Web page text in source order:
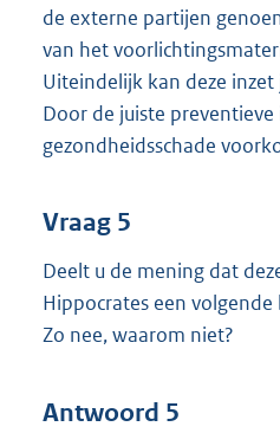
de externe partijen
van het
Uiteindelijk kan deze
Door de juiste
gezondheidsschade
Vraag 5
Deelt u de mening dat
Hippocrates een
Zo nee, waarom niet?
Antwoord 5